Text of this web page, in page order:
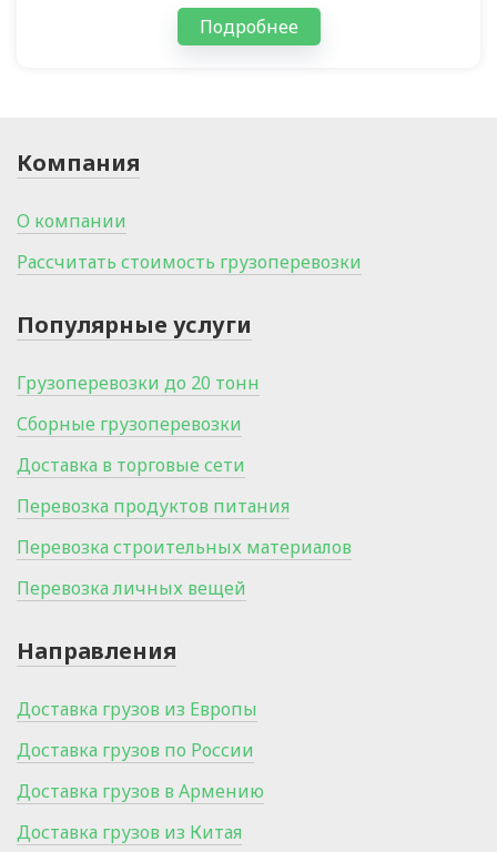
Подробнее
Компания
О компании
Рассчитать стоимость грузоперевозки
Популярные услуги
Грузоперевозки до 20 тонн
Сборные грузоперевозки
Доставка в торговые сети
Перевозка продуктов питания
Перевозка строительных материалов
Перевозка личных вещей
Направления
Доставка грузов из Европы
Доставка грузов по России
Доставка грузов в Армению
Доставка грузов из Китая